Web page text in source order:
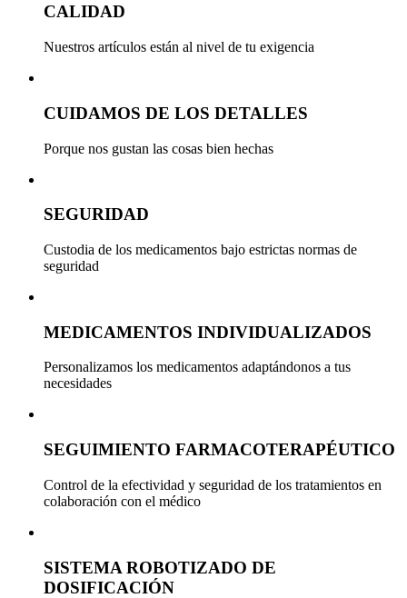
CALIDAD
Nuestros artículos están al nivel de tu exigencia
CUIDAMOS DE LOS DETALLES
Porque nos gustan las cosas bien hechas
SEGURIDAD
Custodia de los medicamentos bajo estrictas normas de
seguridad
MEDICAMENTOS INDIVIDUALIZADOS
Personalizamos los medicamentos adaptándonos a tus
necesidades
SEGUIMIENTO FARMACOTERAPÉUTICO
Control de la efectividad y seguridad de los tratamientos en
colaboración con el médico
SISTEMA ROBOTIZADO DE
DOSIFICACIÓN